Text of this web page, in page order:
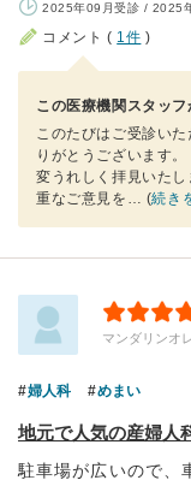
2025年09月受診 / 2025
コメント ( 1件 )
この医療機関スタッ
このたびはご受診い
りがとうございます
変うれしく拝見いた
重なご意見を … (続き
マンダリンオ
婦人科 めまい
地元で人気の産婦人
駐車場が広いので、